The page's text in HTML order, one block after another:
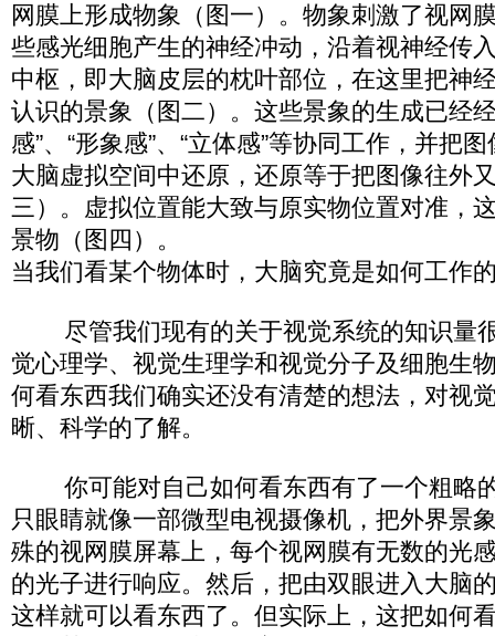
网膜上形成物象（图一）。物象刺激了视网
些感光细胞产生的神经冲动，沿着视神经传
中枢，即大脑皮层的枕叶部位，在这里把神
认识的景象（图二）。这些景象的生成已经
感”、“形象感”、“立体感”等协同工作，并把
大脑虚拟空间中还原，还原等于把图像往外
三）。虚拟位置能大致与原实物位置对准，
景物（图四）。
当我们看某个物体时，大脑究竟是如何工作
尽管我们现有的关于视觉系统的知识量
觉心理学、视觉生理学和视觉分子及细胞生
何看东西我们确实还没有清楚的想法，对视
晰、科学的了解。
你可能对自己如何看东西有了一个粗略
只眼睛就像一部微型电视摄像机，把外界景
殊的视网膜屏幕上，每个视网膜有无数的光
的光子进行响应。然后，把由双眼进入大脑
这样就可以看东西了。但实际上，这把如何